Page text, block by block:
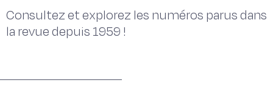
Consultez et explorez les numéros parus dans
la revue depuis 1959 !